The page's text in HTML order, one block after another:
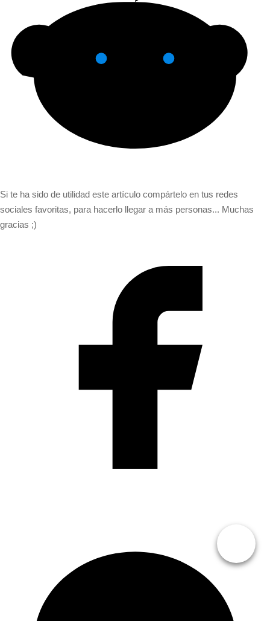
Si te ha sido de utilidad este artículo compártelo en tus redes
sociales favoritas, para hacerlo llegar a más personas... Muchas
gracias ;)